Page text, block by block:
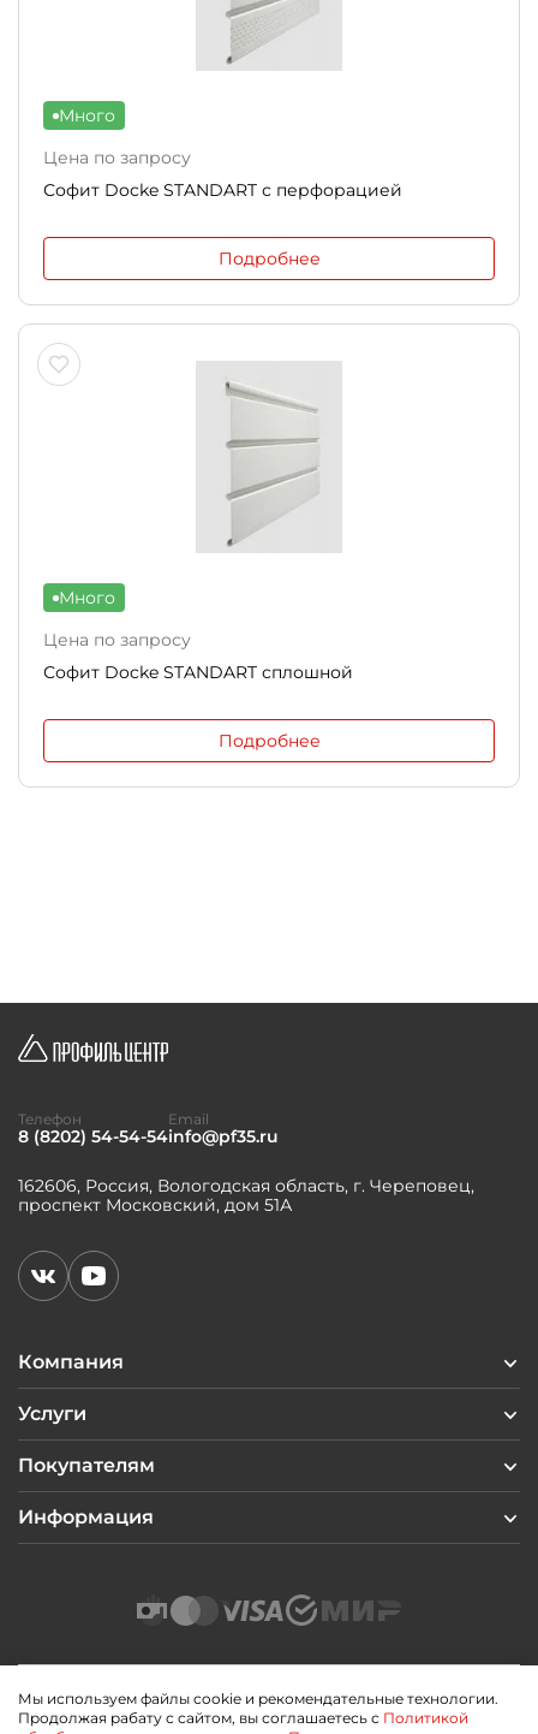
Много
Цена по запросу
Софит Docke STANDART с перфорацией
Подробнее
Много
Цена по запросу
Софит Docke STANDART сплошной
Подробнее
Компания
Услуги
Покупателям
Информация
162606, Россия, Вологодская область, г. Череповец,
проспект Московский, дом 51А
Телефон
8 (8202) 54-54-54
Email
info@pf35.ru
2026 © Профиль Центр
Мы используем файлы cookie и рекомендательные технологии.
Продолжая рабату с сайтом, вы соглашаетесь с Политикой